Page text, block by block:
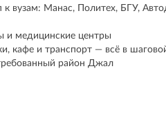
к вузам: Манас, Политех, БГУ,
и медицинские центры
кафе и транспорт — всё в
район Джал